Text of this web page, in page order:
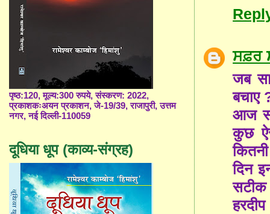
ਸਫ਼ਰ
जब
बचाए
आज
कुछ
दिन
सटीक
हरदीप
पृष्ठ:120, मूल्य:300 रुपये, संस्करण: 2022,
प्रकाशकःअयन प्रकाशन, जे-19/39, राजापुरी, उत्तम
नगर, नई दिल्ली-110059
दूधिया धूप (काव्य-संग्रह)